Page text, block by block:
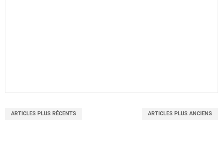
ARTICLES PLUS RÉCENTS ARTICLES PLUS ANCIENS